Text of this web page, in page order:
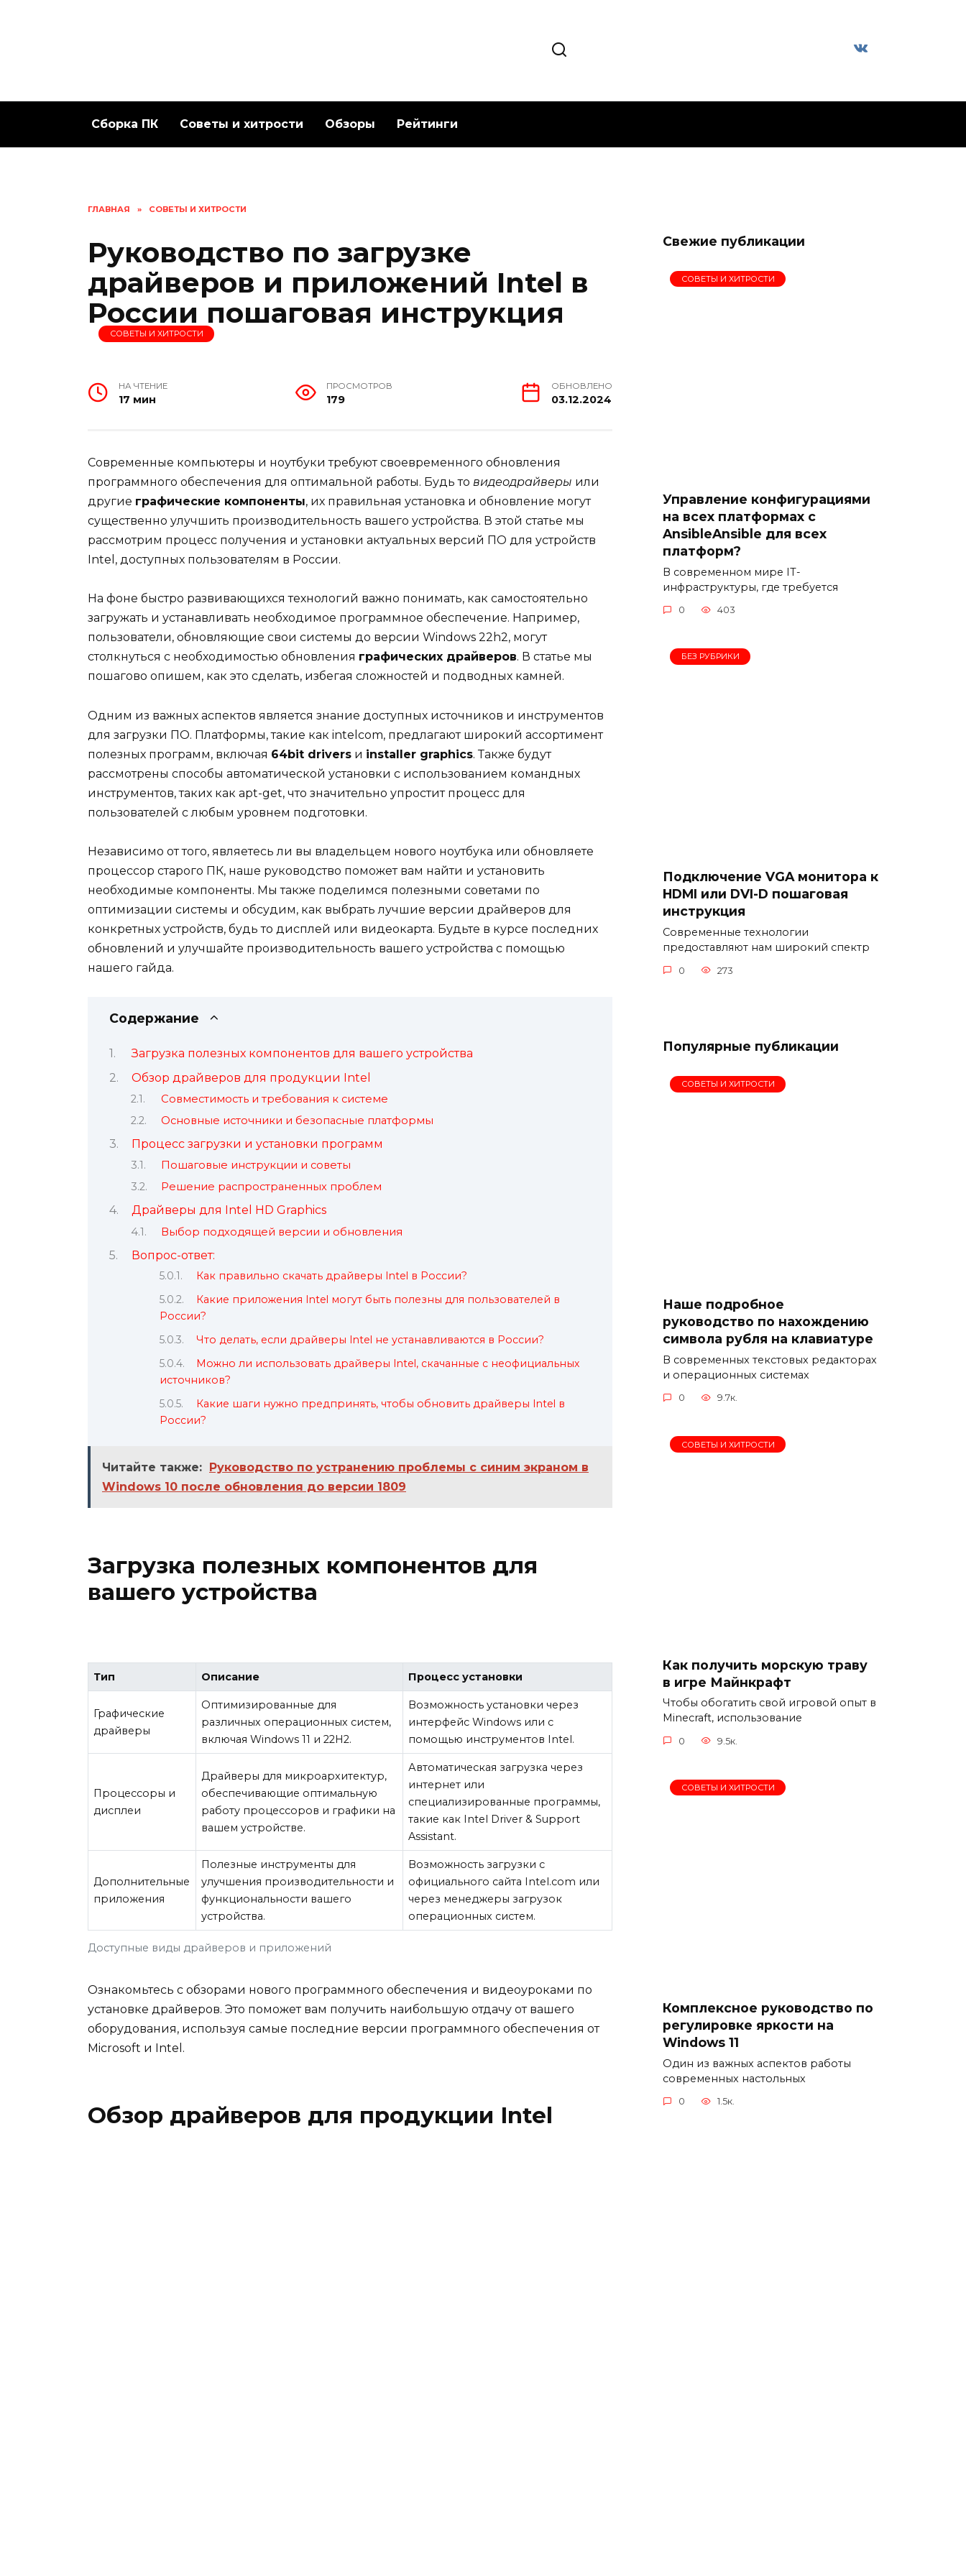
Сборка ПК Советы и хитрости Обзоры Рейтинги
ГЛАВНАЯ » СОВЕТЫ И ХИТРОСТИ
Руководство по загрузке
драйверов и приложений Intel в
России пошаговая инструкция
СОВЕТЫ И ХИТРОСТИ
НА ЧТЕНИЕ
17 мин
ПРОСМОТРОВ
179
ОБНОВЛЕНО
03.12.2024
Современные компьютеры и ноутбуки требуют своевременного обновления
программного обеспечения для оптимальной работы. Будь то видеодрайверы или
другие графические компоненты, их правильная установка и обновление могут
существенно улучшить производительность вашего устройства. В этой статье мы
рассмотрим процесс получения и установки актуальных версий ПО для устройств
Intel, доступных пользователям в России.
На фоне быстро развивающихся технологий важно понимать, как самостоятельно
загружать и устанавливать необходимое программное обеспечение. Например,
пользователи, обновляющие свои системы до версии Windows 22h2, могут
столкнуться с необходимостью обновления графических драйверов. В статье мы
пошагово опишем, как это сделать, избегая сложностей и подводных камней.
Одним из важных аспектов является знание доступных источников и инструментов
для загрузки ПО. Платформы, такие как intelcom, предлагают широкий ассортимент
полезных программ, включая 64bit drivers и installer graphics. Также будут
рассмотрены способы автоматической установки с использованием командных
инструментов, таких как apt-get, что значительно упростит процесс для
пользователей с любым уровнем подготовки.
Независимо от того, являетесь ли вы владельцем нового ноутбука или обновляете
процессор старого ПК, наше руководство поможет вам найти и установить
необходимые компоненты. Мы также поделимся полезными советами по
оптимизации системы и обсудим, как выбрать лучшие версии драйверов для
конкретных устройств, будь то дисплей или видеокарта. Будьте в курсе последних
обновлений и улучшайте производительность вашего устройства с помощью
нашего гайда.
Содержание
Загрузка полезных компонентов для вашего устройства
Обзор драйверов для продукции Intel
Совместимость и требования к системе
Основные источники и безопасные платформы
Процесс загрузки и установки программ
Пошаговые инструкции и советы
Решение распространенных проблем
Драйверы для Intel HD Graphics
Выбор подходящей версии и обновления
Вопрос-ответ:
Как правильно скачать драйверы Intel в России?
Какие приложения Intel могут быть полезны для пользователей в
России?
Что делать, если драйверы Intel не устанавливаются в России?
Можно ли использовать драйверы Intel, скачанные с неофициальных
источников?
Какие шаги нужно предпринять, чтобы обновить драйверы Intel в
России?
Читайте также:
Руководство по устранению проблемы с синим экраном в
Windows 10 после обновления до версии 1809
Загрузка полезных компонентов для
вашего устройства
Доступные виды драйверов и приложений
Тип Описание Процесс установки
Графические
драйверы
Оптимизированные для
различных операционных систем,
включая Windows 11 и 22H2.
Возможность установки через
интерфейс Windows или с
помощью инструментов Intel.
Процессоры и
дисплеи
Драйверы для микроархитектур,
обеспечивающие оптимальную
работу процессоров и графики на
вашем устройстве.
Автоматическая загрузка через
интернет или
специализированные программы,
такие как Intel Driver & Support
Assistant.
Дополнительные
приложения
Полезные инструменты для
улучшения производительности и
функциональности вашего
устройства.
Возможность загрузки с
официального сайта Intel.com или
через менеджеры загрузок
операционных систем.
Ознакомьтесь с обзорами нового программного обеспечения и видеоуроками по
установке драйверов. Это поможет вам получить наибольшую отдачу от вашего
оборудования, используя самые последние версии программного обеспечения от
Microsoft и Intel.
Обзор драйверов для продукции Intel
Свежие публикации
СОВЕТЫ И ХИТРОСТИ
Управление конфигурациями
на всех платформах с
AnsibleAnsible для всех
платформ?
В современном мире IT-
инфраструктуры, где требуется
0 403
БЕЗ РУБРИКИ
Подключение VGA монитора к
HDMI или DVI-D пошаговая
инструкция
Современные технологии
предоставляют нам широкий спектр
0 273
Популярные публикации
СОВЕТЫ И ХИТРОСТИ
Наше подробное
руководство по нахождению
символа рубля на клавиатуре
В современных текстовых редакторах
и операционных системах
0 9.7к.
СОВЕТЫ И ХИТРОСТИ
Как получить морскую траву
в игре Майнкрафт
Чтобы обогатить свой игровой опыт в
Minecraft, использование
0 9.5к.
СОВЕТЫ И ХИТРОСТИ
Комплексное руководство по
регулировке яркости на
Windows 11
Один из важных аспектов работы
современных настольных
0 1.5к.